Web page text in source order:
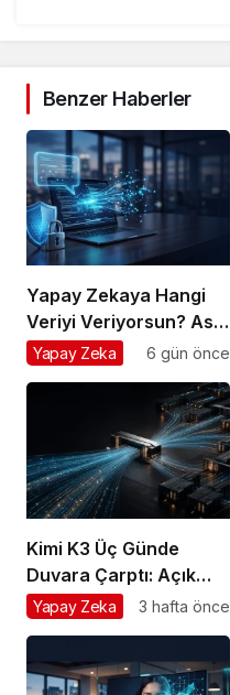
Benzer Haberler
Yapay Zekaya Hangi
Veriyi Veriyorsun? Asıl
Risk Ürettiğin Değil,
Yapay Zeka 6 gün önce
Kimi K3 Üç Günde
Duvara Çarptı: Açık
Model Yarışında Asıl
Yapay Zeka 3 hafta önce